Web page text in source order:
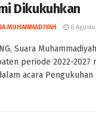
Dikukuhkan
MUHAMMADIYAH 6
Suara
periode 2022-2027
acara Pengukuhan